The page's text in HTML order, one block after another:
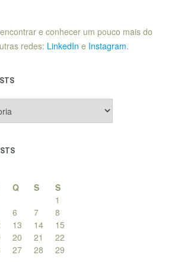
e conhecer um pouco mais do
redes: LinkedIn e Instagram.
Q S
S
1
6 7
8
13 14
15
20 21
22
27 28
29